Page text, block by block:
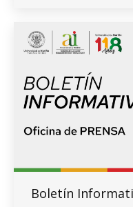
Boletín